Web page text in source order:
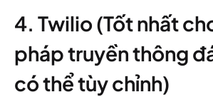
4. Twilio (Tốt nhất
pháp truyền thông
có thể tùy chỉnh)